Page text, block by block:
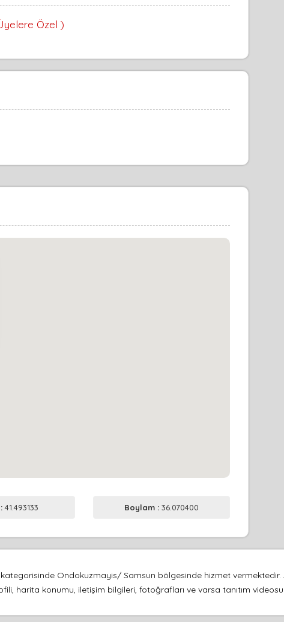
Özel )
:41.493133 Boylam : 36.070400
kategorisinde Ondokuzmayis/ Samsun bölgesinde hizmet
harita konumu, iletişim bilgileri, fotoğrafları ve varsa tanıtım